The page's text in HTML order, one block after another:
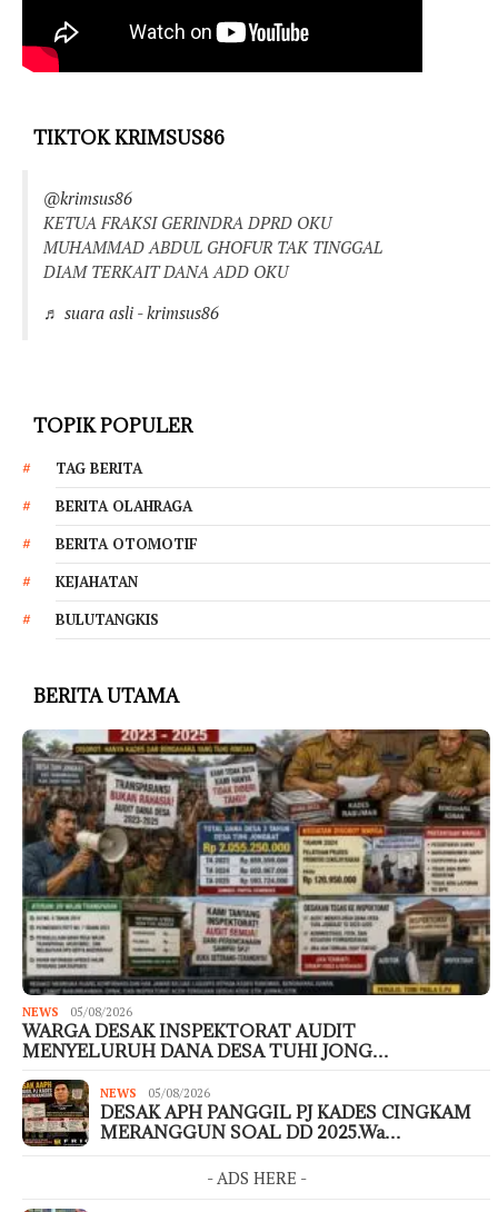
TIKTOK KRIMSUS86
@krimsus86
KETUA FRAKSI GERINDRA DPRD OKU
MUHAMMAD ABDUL GHOFUR TAK TINGGAL
DIAM TERKAIT DANA ADD OKU
♬ suara asli - krimsus86
TOPIK POPULER
TAG BERITA
BERITA OLAHRAGA
BERITA OTOMOTIF
KEJAHATAN
BULUTANGKIS
BERITA UTAMA
NEWS 05/08/2026
WARGA DESAK INSPEKTORAT AUDIT
MENYELURUH DANA DESA TUHI JONG…
NEWS 05/08/2026
DESAK APH PANGGIL PJ KADES CINGKAM
MERANGGUN SOAL DD 2025.Wa…
- ADS HERE -